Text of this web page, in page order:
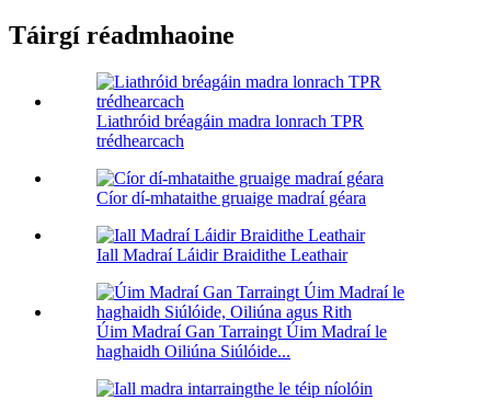
Táirgí réadmhaoine
Liathróid bréagáin madra lonrach TPR
trédhearcach
Cíor dí-mhataithe gruaige madraí géara
Iall Madraí Láidir Braidithe Leathair
Úim Madraí Gan Tarraingt Úim Madraí le
haghaidh Oiliúna Siúlóide...